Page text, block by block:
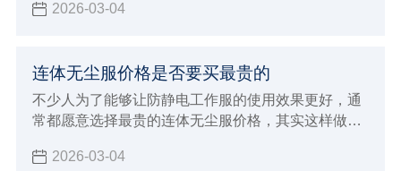
防静电效果，例如生产加工食品以及药品的行业，还
2026-03-04
连体无尘服价格是否要买最贵的
不少人为了能够让防静电工作服的使用效果更好，通
常都愿意选择最贵的连体无尘服价格，其实这样做的
2026-03-04